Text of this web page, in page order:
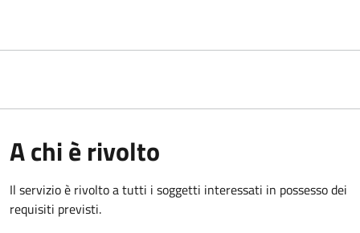
A chi è rivolto
Il servizio è rivolto a tutti i soggetti interessati in possesso dei
requisiti previsti.